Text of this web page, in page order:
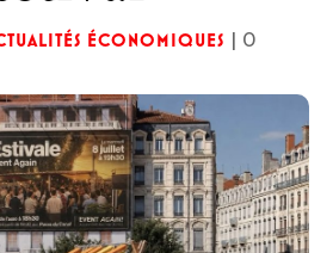
ÉCONOMIQUES | 0